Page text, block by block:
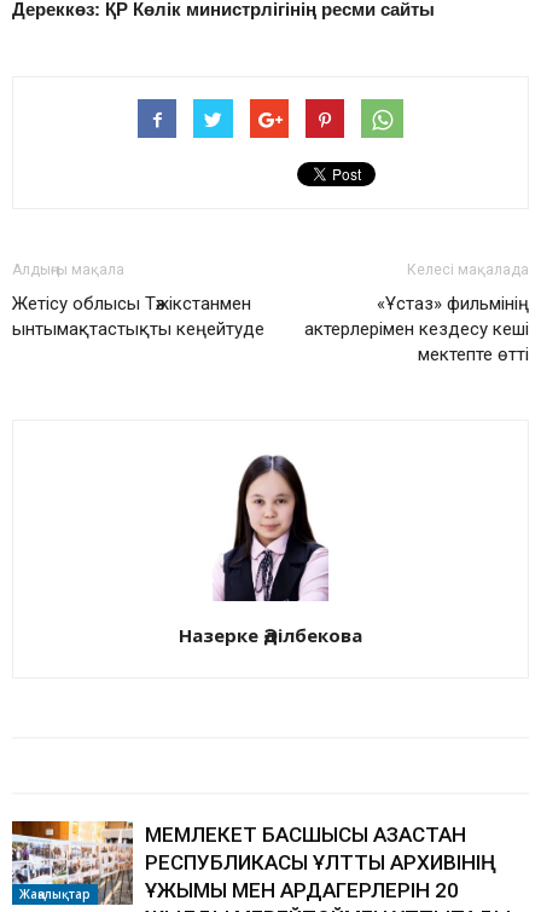
Дереккөз: ҚР Көлік министрлігінің ресми сайты
Алдыңғы мақала
Жетісу облысы Тәжікстанмен
ынтымақтастықты кеңейтуде
Келесі мақалада
«Ұстаз» фильмінің
актерлерімен кездесу кеші
мектепте өтті
Назерке Әділбекова
Жаңалықтар
МЕМЛЕКЕТ БАСШЫСЫ ҚАЗАҚСТАН
РЕСПУБЛИКАСЫ ҰЛТТЫҚ АРХИВІНІҢ
ҰЖЫМЫ МЕН АРДАГЕРЛЕРІН 20